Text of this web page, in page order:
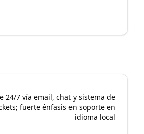
24/7 vía email, chat y sistema de
fuerte énfasis en soporte en
idioma local